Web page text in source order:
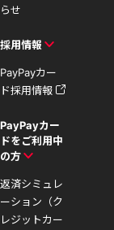
らせ
採用情報
PayPayカー
ド採用情報
PayPayカー
ドをご利用中
の方
返済シミュレ
ーション（ク
レジットカー